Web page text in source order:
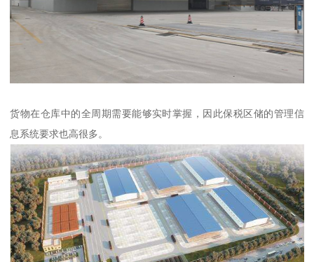
货物在仓库中的全周期需要能够实时掌握，因此保税区储的管理信
息系统要求也高很多。